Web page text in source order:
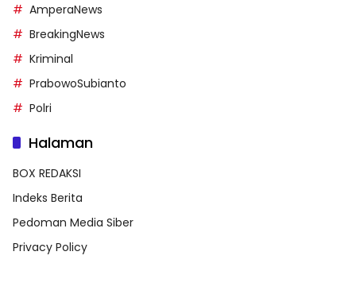
AmperaNews
BreakingNews
Kriminal
PrabowoSubianto
Polri
Halaman
BOX REDAKSI
Indeks Berita
Pedoman Media Siber
Privacy Policy